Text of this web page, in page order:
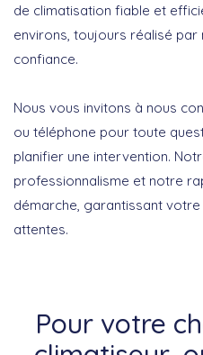
de climatisation fiable et
environs, toujours réalisé
confiance.
Nous vous invitons à nous
ou téléphone pour toute
planifier une intervention.
professionnalisme et notre
démarche, garantissant
attentes.
Pour votre